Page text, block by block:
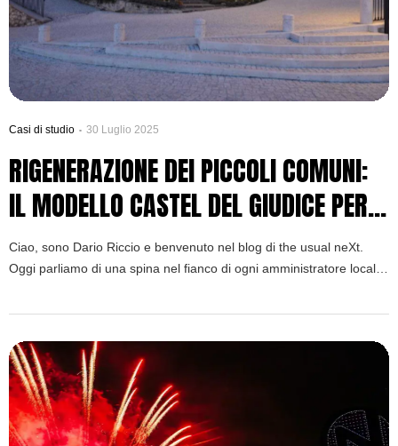
Casi di studio 30 Luglio 2025
RIGENERAZIONE DEI PICCOLI COMUNI:
IL MODELLO CASTEL DEL GIUDICE PER
UN ROI REALE
Ciao, sono Dario Riccio e benvenuto nel blog di the usual neXt.
Oggi parliamo di una spina nel fianco di ogni amministratore locale.
consiglio, una domanda che l’opposizione politica non vede l’ora di
culturali? Conosco […]